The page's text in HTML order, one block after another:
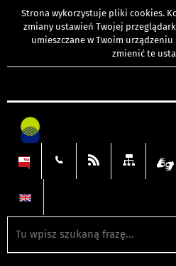
Strona wykorzystuje pliki cookies.
zmiany ustawień Twojej
umieszczane w Twoim urządzeniu
zmienić te